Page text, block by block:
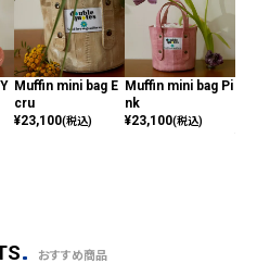
Muffin mini bag E
cru
¥23,100(税込)
Muffin mini bag Pi
nk
¥23,100(税込)
おすすめ商品